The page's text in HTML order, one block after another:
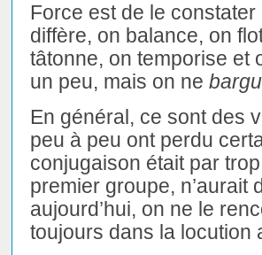
Force est de le
diffère, on balance, on
tâtonne, on temporise et
un peu, mais on ne
En général, ce sont des
peu à peu ont perdu
conjugaison était par
premier groupe, n’aurait
aujourd’hui, on ne le
toujours dans la locution